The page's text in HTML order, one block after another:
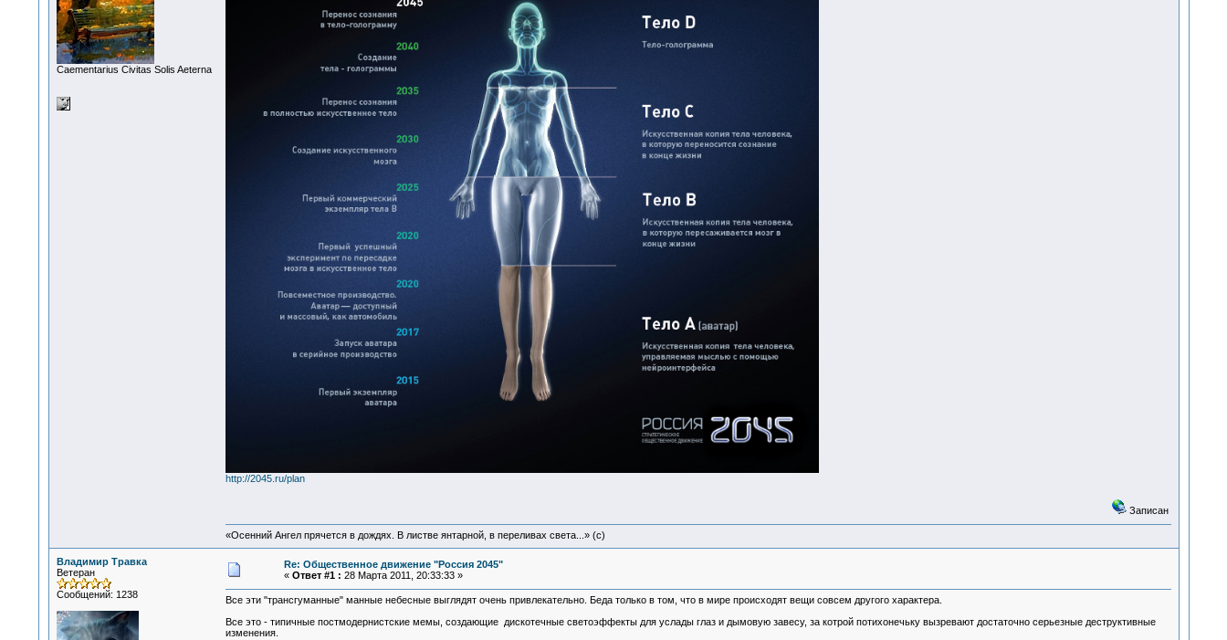
Сaementarius Civitas Solis Aeterna
http://2045.ru/plan
Записан
«Осенний Ангел прячется в дождях. В листве янтарной, в переливах света...» (c)
Владимир Травка
Ветеран
Сообщений: 1238
Re: Общественное движение "Россия 2045"
« Ответ #1 : 28 Марта 2011, 20:33:33 »
Все эти "трансгуманные" манные небесные выглядят очень привлекательно. Беда только в том, что в мире происходят вещи совсем другого характера.
Все это - типичные постмодернистские мемы, создающие дискотечные светоэффекты для услады глаз и дымовую завесу, за котрой потихонечьку вызревают достаточно серьезные деструктивные
изменения.